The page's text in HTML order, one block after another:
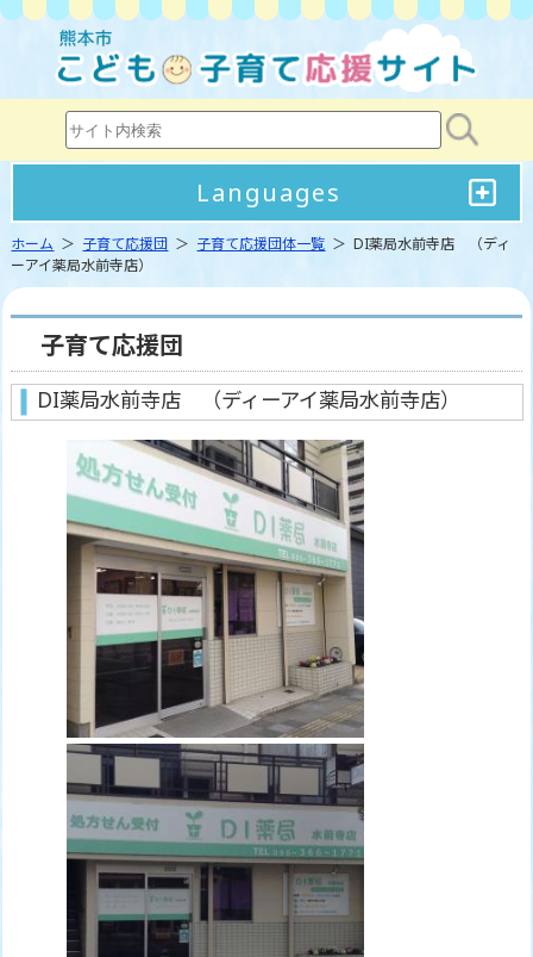
Languages
ホーム ＞ 子育て応援団 ＞ 子育て応援団体一覧 ＞ DI薬局水前寺店 （ディ
ーアイ薬局水前寺店）
子育て応援団
DI薬局水前寺店 （ディーアイ薬局水前寺店）